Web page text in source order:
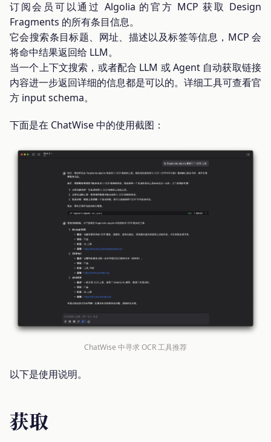
订阅会员可以通过 Algolia 的官方 MCP 获取 Design
Fragments 的所有条目信息。
它会搜索条目标题、网址、描述以及标签等信息，MCP 会
将命中结果返回给 LLM。
当一个上下文搜索，或者配合 LLM 或 Agent 自动获取链接
内容进一步返回详细的信息都是可以的。详细工具可查看官
方 input schema。
下面是在 ChatWise 中的使用截图：
ChatWise 中寻求 OCR 工具推荐
以下是使用说明。
获取